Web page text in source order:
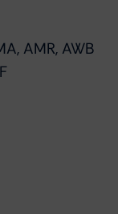
AMR, AWB